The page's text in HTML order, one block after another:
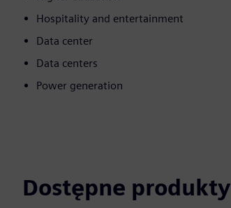
Hospitality and entertainment
Data center
Data centers
Power generation
Dostępne produkty